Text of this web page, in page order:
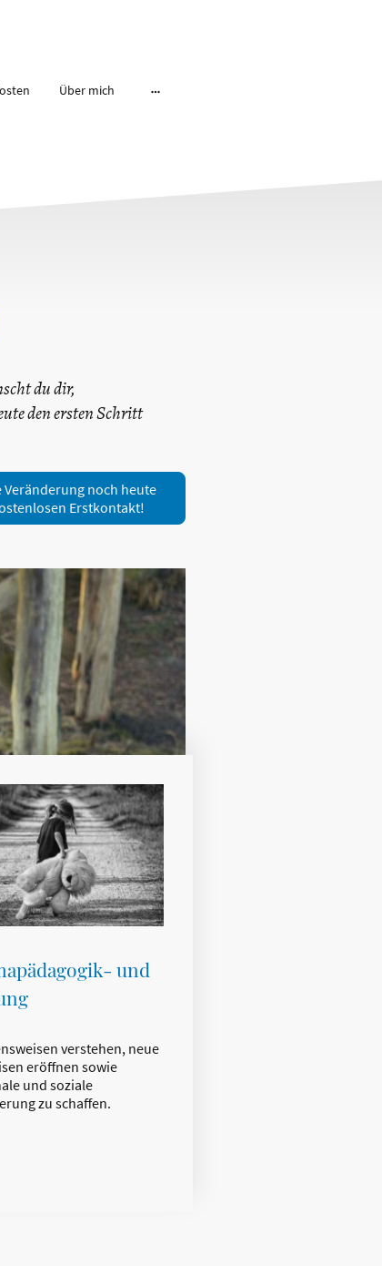
Über mich
du dir,
den ersten Schritt
Veränderung noch heute
Erstkontakt!
und
verstehen, neue
eröffnen sowie
und soziale
zu schaffen.